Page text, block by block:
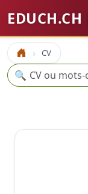
EDUCH.CH
Accueil CV
Recherche
🔍